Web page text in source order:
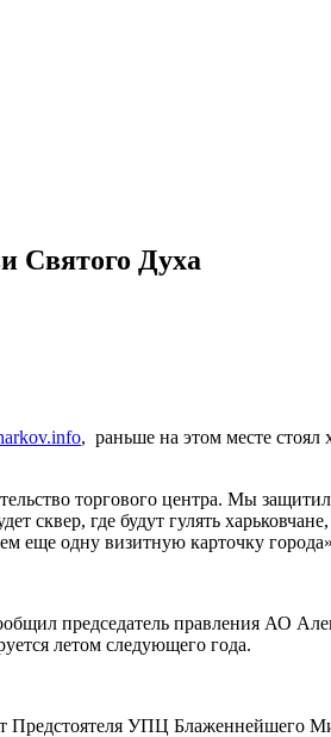
Святого Духа
, раньше на этом месте стоял
торгового центра. Мы
где будут гулять
еще одну визитную карточку
председатель правления АО
летом следующего года.
Предстоятеля УПЦ Блаженнейшего